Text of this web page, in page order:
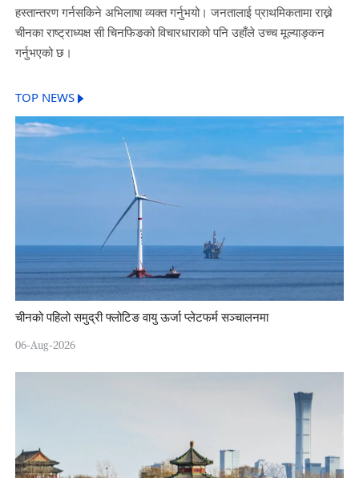
हस्तान्तरण गर्नसकिने अभिलाषा व्यक्त गर्नुभयो। जनतालाई प्राथमिकतामा राख्ने
चीनका राष्ट्राध्यक्ष सी चिनफिङको विचारधाराको पनि उहाँले उच्च मूल्याङ्कन
गर्नुभएको छ।
TOP NEWS
चीनको पहिलो समुद्री फ्लोटिङ वायु ऊर्जा प्लेटफर्म सञ्चालनमा
06-Aug-2026